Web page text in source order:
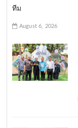
ทีม
August 6, 2026